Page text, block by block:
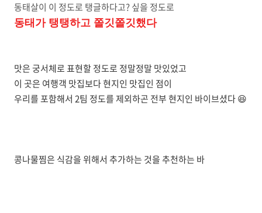
동태살이 이 정도로 탱글하다고? 싶을 정도로
동태가 탱탱하고 쫄깃쫄깃했다
맛은 궁서체로 표현할 정도로 정말정말 맛있었고
이 곳은 여행객 맛집보다 현지인 맛집인 점이
우리를 포함해서 2팀 정도를 제외하곤 전부 현지인 바이브셨다 😆
콩나물찜은 식감을 위해서 추가하는 것을 추천하는 바